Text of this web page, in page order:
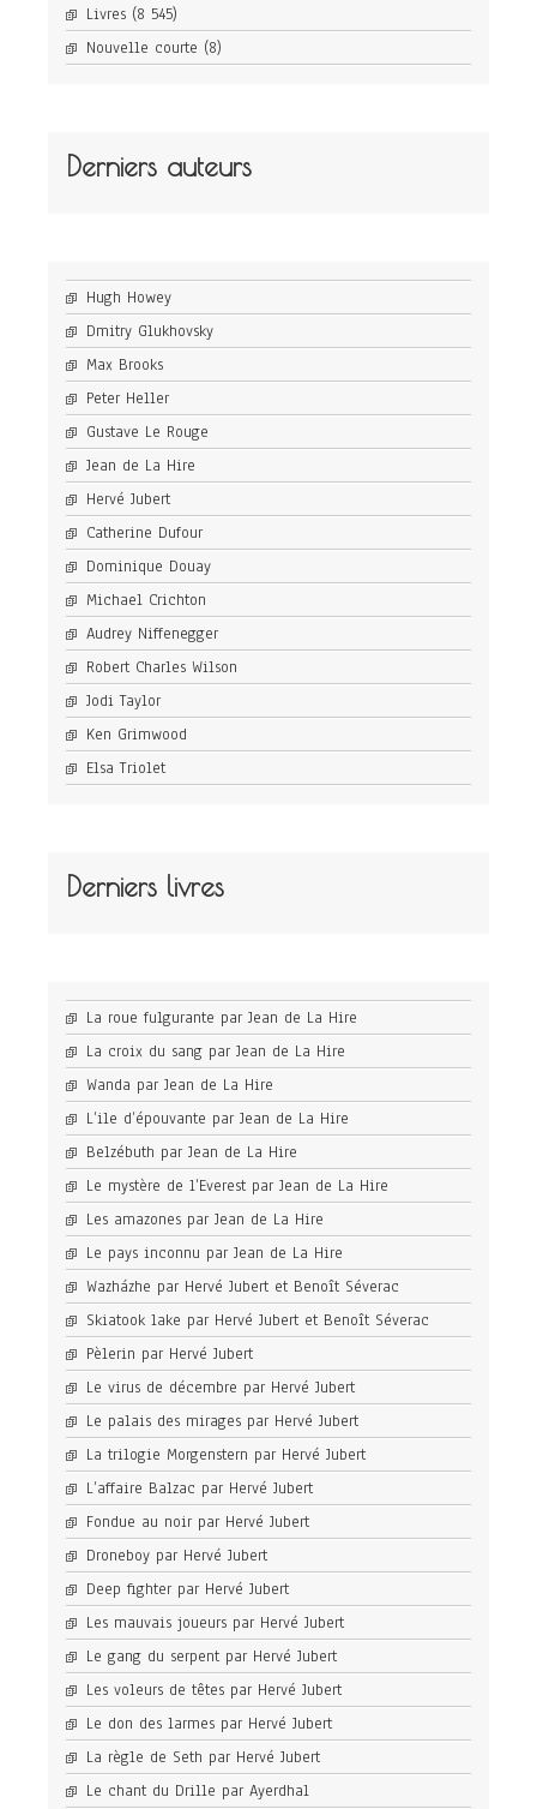
Livres (8 545)
Nouvelle courte (8)
Derniers auteurs
Hugh Howey
Dmitry Glukhovsky
Max Brooks
Peter Heller
Gustave Le Rouge
Jean de La Hire
Hervé Jubert
Catherine Dufour
Dominique Douay
Michael Crichton
Audrey Niffenegger
Robert Charles Wilson
Jodi Taylor
Ken Grimwood
Elsa Triolet
Derniers livres
La roue fulgurante par Jean de La Hire
La croix du sang par Jean de La Hire
Wanda par Jean de La Hire
L’ile d’épouvante par Jean de La Hire
Belzébuth par Jean de La Hire
Le mystère de l’Everest par Jean de La Hire
Les amazones par Jean de La Hire
Le pays inconnu par Jean de La Hire
Wazházhe par Hervé Jubert et Benoît Séverac
Skiatook lake par Hervé Jubert et Benoît Séverac
Pèlerin par Hervé Jubert
Le virus de décembre par Hervé Jubert
Le palais des mirages par Hervé Jubert
La trilogie Morgenstern par Hervé Jubert
L’affaire Balzac par Hervé Jubert
Fondue au noir par Hervé Jubert
Droneboy par Hervé Jubert
Deep fighter par Hervé Jubert
Les mauvais joueurs par Hervé Jubert
Le gang du serpent par Hervé Jubert
Les voleurs de têtes par Hervé Jubert
Le don des larmes par Hervé Jubert
La règle de Seth par Hervé Jubert
Le chant du Drille par Ayerdhal